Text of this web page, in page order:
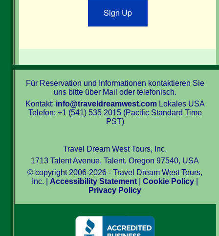
Sign Up
Für Reservation und Informationen kontaktieren Sie
uns bitte über Mail oder telefonisch.
Kontakt: info@traveldreamwest.comLokales USA
Telefon: +1 (541) 535 2015 (Pacific Standard Time
PST)
Travel Dream West Tours, Inc.
1713 Talent Avenue, Talent, Oregon 97540, USA
© copyright 2006-2026 - Travel Dream West Tours,
Inc. | Accessibility Statement |Cookie Policy
Privacy Policy